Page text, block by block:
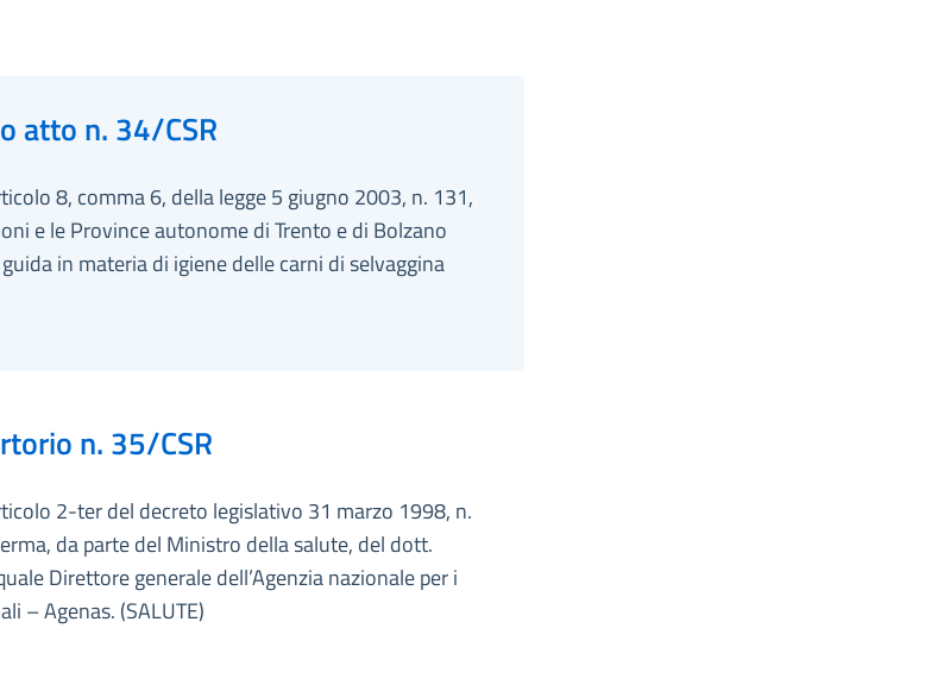
atto n. 34/CSR
8, comma 6, della legge 5 giugno 2003, n. 131,
e le Province autonome di Trento e di Bolzano
in materia di igiene delle carni di selvaggina
n. 35/CSR
2-ter del decreto legislativo 31 marzo 1998, n.
da parte del Ministro della salute, del dott.
Direttore generale dell’Agenzia nazionale per i
– Agenas. (SALUTE)